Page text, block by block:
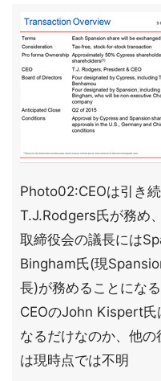
Photo02:CEOは引き
T.J.Rodgers氏が務め
取締役会の議長には
Bingham氏(現
長)が務めることにな
CEOのJohn Kispert氏
なるだけなのか、他
は現時点では不明